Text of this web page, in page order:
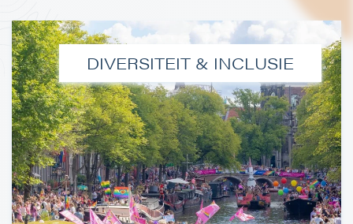
DIVERSITEIT & INCLUSIE